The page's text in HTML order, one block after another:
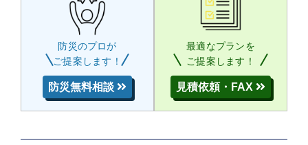
防災のプロが
ご提案します！
防災無料相談
最適なプランを
ご提案します！
見積依頼・FAX